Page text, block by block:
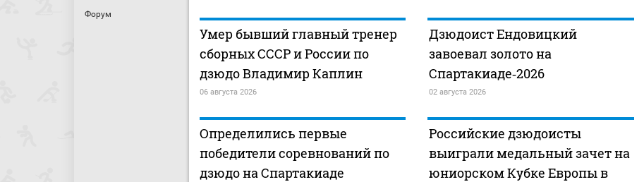
Форум
Умер бывший главный тренер
сборных СССР и России по
дзюдо Владимир Каплин
06 августа 2026
Дзюдоист Ендовицкий
завоевал золото на
Спартакиаде‑2026
02 августа 2026
Определились первые
победители соревнований по
дзюдо на Спартакиаде
Российские дзюдоисты
выиграли медальный зачет на
юниорском Кубке Европы в